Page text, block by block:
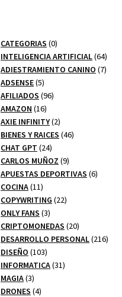
CATEGORIAS 00
productos
INTELIGENCIA ARTIFICIAL 6464
ADIESTRAMIENTO CANINO 77
ADSENSE 55
productos
AFILIADOS 9696
AMAZON 1616
productos
AXIE INFINITY 22
productos
BIENES Y RAICES 4646
CHAT GPT 2424
productos
CARLOS MUÑOZ 99
productos
APUESTAS DEPORTIVAS 66
COCINA 1111
productos
COPYWRITING 2222
ONLY FANS 33
productos
CRIPTOMONEDAS 2020
productos
DESARROLLO PERSONAL 216216
DISEÑO 103103
productos
INFORMATICA 3131
MAGIA 33
productos
DRONES 44